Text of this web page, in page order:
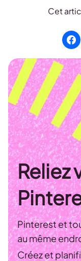
Cet
Reliez
Pinterest et
au même
Créez et